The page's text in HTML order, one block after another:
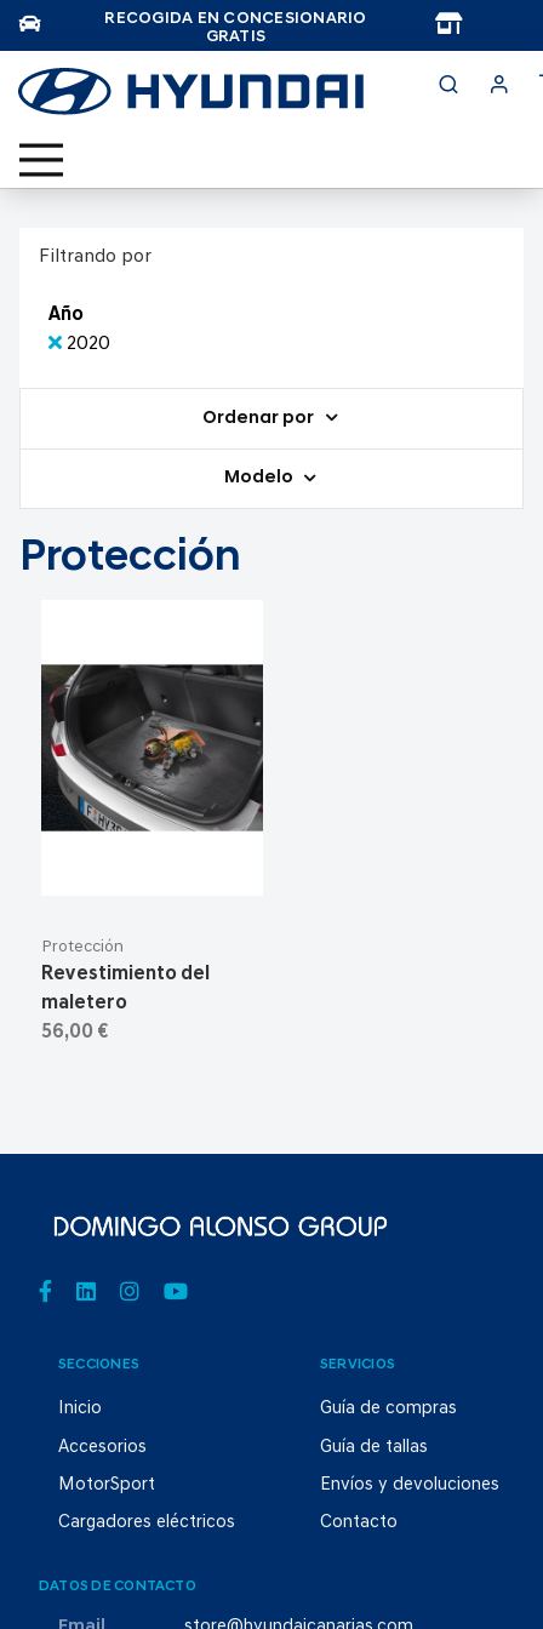
RECOGIDA EN CONCESIONARIO
GRATIS
Filtrando por
Año
2020
Ordenar por
Modelo
Protección
Protección
Revestimiento del
maletero
56,00 €
SECCIONES
Inicio
Accesorios
MotorSport
Cargadores eléctricos
SERVICIOS
Guía de compras
Guía de tallas
Envíos y devoluciones
Contacto
DATOS DE CONTACTO